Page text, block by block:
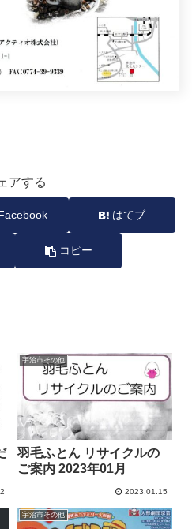
アする
はてブ
コピー
宇治市その他
羽毛ふとん リサイクルの
ご案内 2023年01月
2023.01.15
宇治市その他